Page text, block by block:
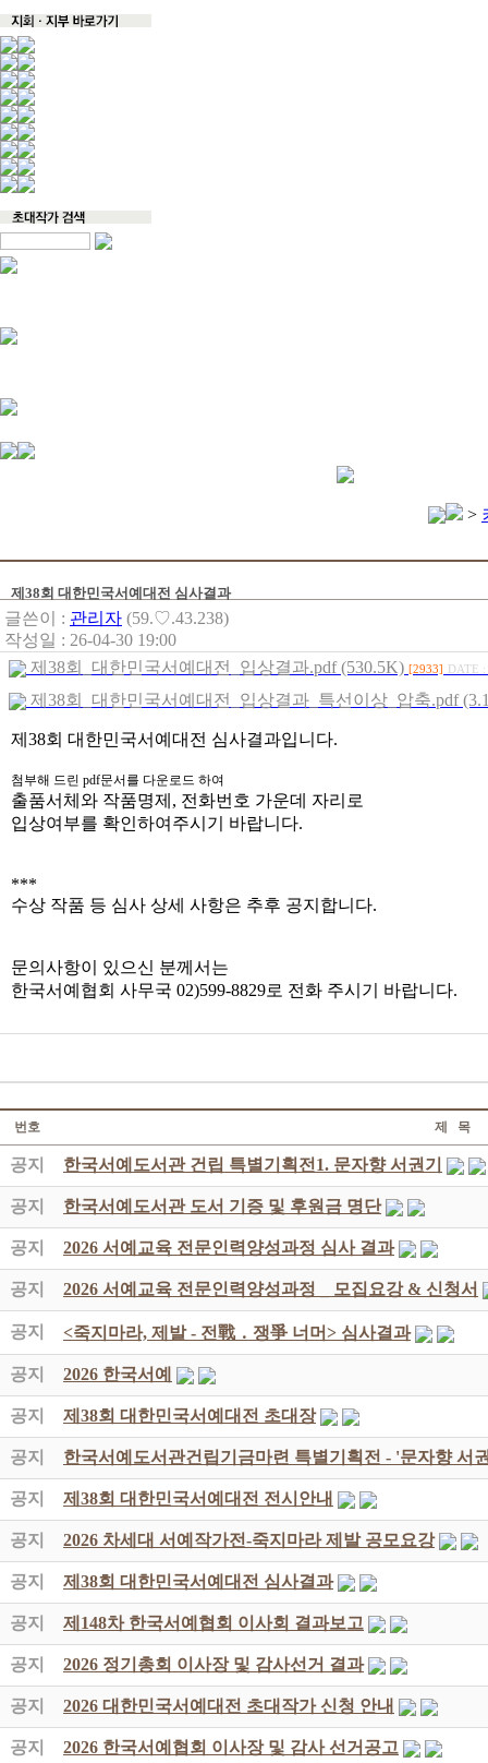
>
제38회 대한민국서예대전 심사결과
글쓴이 : 관리자 (59.♡.43.238)
작성일 : 26-04-30 19:00
제38회_대한민국서예대전_입상결과.pdf (530.5K) [2933] DATE
제38회_대한민국서예대전_입상결과_특선이상_압축.pdf
제38회 대한민국서예대전 심사결과입니다.
첨부해 드린 pdf문서를 다운로드 하여
출품서체와 작품명제, 전화번호 가운데 자리로
입상여부를 확인하여주시기 바랍니다.
***
수상 작품 등 심사 상세 사항은 추후 공지합니다.
문의사항이 있으신 분께서는
한국서예협회 사무국 02)599-8829로 전화 주시기 바랍니다.
번호 제 목
공지 한국서예도서관 건립 특별기획전1. 문자향 서권기
공지 한국서예도서관 도서 기증 및 후원금 명단
공지 2026 서예교육 전문인력양성과정 심사 결과
공지 2026 서예교육 전문인력양성과정 _ 모집요강 & 신청서
공지 <죽지마라, 제발 - 전戰 ․ 쟁爭 너머> 심사결과
공지 2026 한국서예
공지 제38회 대한민국서예대전 초대장
공지 한국서예도서관건립기금마련 특별기획전 - '문자향 서
공지 제38회 대한민국서예대전 전시안내
공지 2026 차세대 서예작가전-죽지마라 제발 공모요강
공지 제38회 대한민국서예대전 심사결과
공지 제148차 한국서예협회 이사회 결과보고
공지 2026 정기총회 이사장 및 감사선거 결과
공지 2026 대한민국서예대전 초대작가 신청 안내
공지 2026 한국서예협회 이사장 및 감사 선거공고